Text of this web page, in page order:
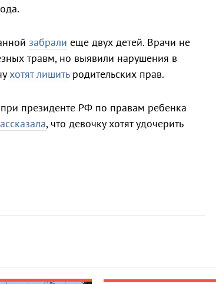
забрали еще двух детей. Врачи не
травм, но выявили нарушения в
хотят лишитьродительских прав.
президенте РФ по правам ребенка
, что девочку хотят удочерить